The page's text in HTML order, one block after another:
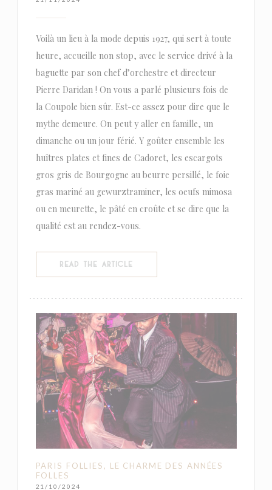
Voilà un lieu à la mode depuis 1927, qui sert à toute
heure, accueille non stop, avec le service drivé à la
baguette par son chef d’orchestre et directeur
Pierre Daridan ! On vous a parlé plusieurs fois de
la Coupole bien sûr. Est-ce assez pour dire que le
mythe demeure. On peut y aller en famille, un
dimanche ou un jour férié. Y goûter ensemble les
huîtres plates et fines de Cadoret, les escargots
gros gris de Bourgogne au beurre persillé, le foie
gras mariné au gewurztraminer, les oeufs mimosa
ou en meurette, le pâté en croûte et se dire que la
qualité est au rendez-vous.
READ THE ARTICLE
PARIS FOLLIES, LE CHARME DES ANNÉES
FOLLES
21/10/2024